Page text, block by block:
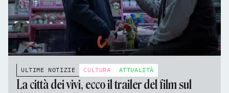
ULTIME NOTIZIE CULTURA ATTUALITÀ
La città dei vivi, ecco il trailer del film sul